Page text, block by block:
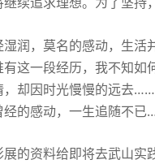
润，莫名的感动，生
这一段经历，我不知
，却因时光慢慢的远去
经的感动，一生追随不
的资料给即将去武山